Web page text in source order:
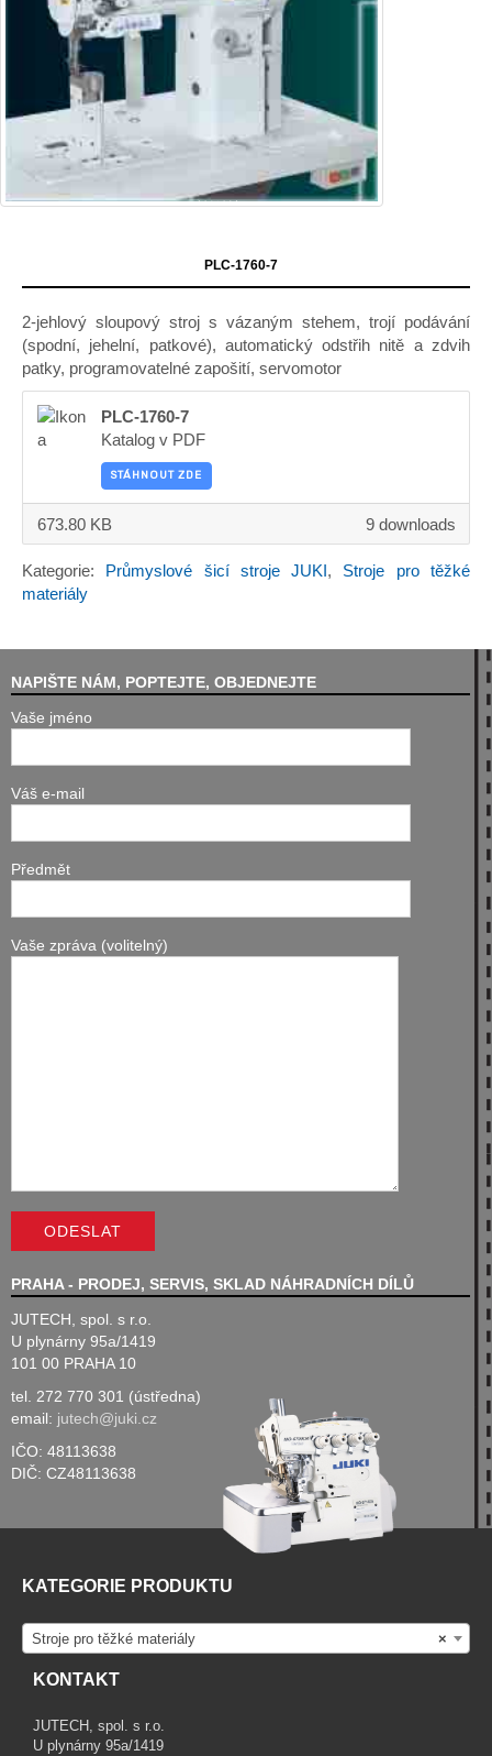
PLC-1760-7
2-jehlový sloupový stroj s vázaným stehem, trojí podávání
(spodní, jehelní, patkové), automatický odstřih nitě a zdvih
patky, programovatelné zapošití, servomotor
PLC-1760-7
Katalog v PDF
STÁHNOUT ZDE
9 downloads
673.80 KB
Kategorie: Průmyslové šicí stroje JUKI, Stroje pro těžké
materiály
NAPIŠTE NÁM, POPTEJTE, OBJEDNEJTE
Vaše jméno
Váš e-mail
Předmět
Vaše zpráva (volitelný)
PRAHA - PRODEJ, SERVIS, SKLAD NÁHRADNÍCH DÍLŮ
JUTECH, spol. s r.o.
U plynárny 95a/1419
101 00 PRAHA 10
tel. 272 770 301 (ústředna)
email: jutech@juki.cz
IČO: 48113638
DIČ: CZ48113638
KATEGORIE PRODUKTU
×
Stroje pro těžké materiály
KONTAKT
JUTECH, spol. s r.o.
U plynárny 95a/1419